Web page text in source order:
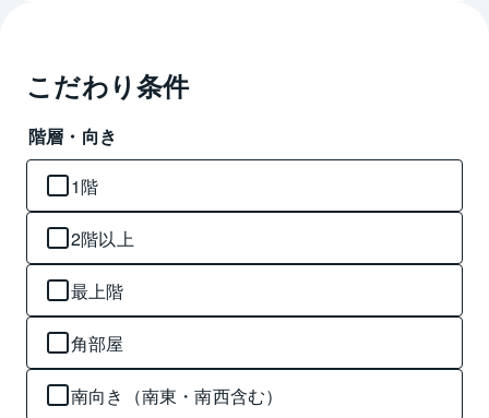
こだわり条件
階層・向き
1階
2階以上
最上階
角部屋
南向き（南東・南西含む）